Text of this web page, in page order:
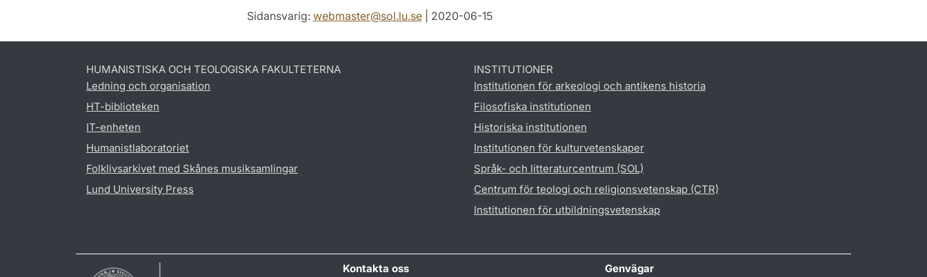
Sidansvarig: webmaster@sol.lu.se| 2020-06-15
HUMANISTISKA OCH TEOLOGISKA FAKULTETERNA
Ledning och organisation
HT-biblioteken
IT-enheten
Humanistlaboratoriet
Folklivsarkivet med Skånes musiksamlingar
Lund University Press
INSTITUTIONER
Institutionen för arkeologi och antikens historia
Filosofiska institutionen
Historiska institutionen
Institutionen för kulturvetenskaper
Språk- och litteraturcentrum (SOL)
Centrum för teologi och religionsvetenskap (CTR)
Institutionen för utbildningsvetenskap
Kontakta oss
Genvägar